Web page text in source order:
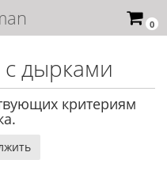
0
дырками
критериям